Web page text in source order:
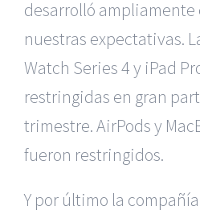
desarrolló ampliamente
nuestras expectativas.
Watch Series 4 y iPad
restringidas en gran
trimestre. AirPods y
fueron restringidos.
Y por último la